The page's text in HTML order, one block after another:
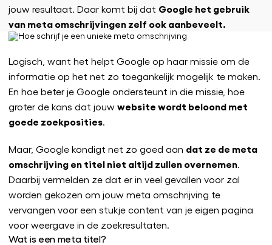
jouw resultaat. Daar komt bij dat Google het gebruik
van meta omschrijvingen zelf ook aanbeveelt.
Logisch, want het helpt Google op haar missie om de
informatie op het net zo toegankelijk mogelijk te maken.
En hoe beter je Google ondersteunt in die missie, hoe
groter de kans dat jouw website wordt beloond met
goede zoekposities.
Maar, Google kondigt net zo goed aan dat ze de meta
omschrijving en titel niet altijd zullen overnemen.
Daarbij vermelden ze dat er in veel gevallen voor zal
worden gekozen om jouw meta omschrijving te
vervangen voor een stukje content van je eigen pagina
voor weergave in de zoekresultaten.
Wat is een meta titel?